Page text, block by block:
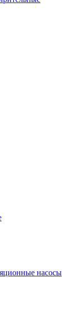
насосы